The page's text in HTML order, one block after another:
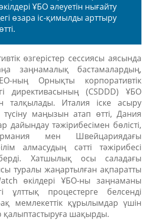
ҰБО әлеуетін нығайту
өзара іс-қимылды арттыру
өзгерістер сессиясы аясында
заңнамалық бастамалардың,
ның Орнықты корпоративтік
директивасының (CSDDD) ҰБО
талқылады. Италия іске асыру
түсіну маңызын атап өтті, Дания
дайындау тәжірибесімен бөлісті,
мен Швейцариядағы
алмасудың сәтті тәжірибесі
Хатшылық осы саладағы
туралы жаңартылған ақпаратты
өкілдері ҰБО-ны заңнаманы
ұлттық процестерге белсенді
мемлекеттік құрылымдар үшін
қалыптастыруға шақырды.